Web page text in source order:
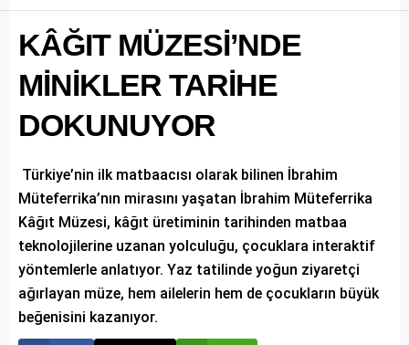
KÂĞIT MÜZESİ’NDE
MİNİKLER TARİHE
DOKUNUYOR
Türkiye’nin ilk matbaacısı olarak bilinen İbrahim
Müteferrika’nın mirasını yaşatan İbrahim Müteferrika
Kâğıt Müzesi, kâğıt üretiminin tarihinden matbaa
teknolojilerine uzanan yolculuğu, çocuklara interaktif
yöntemlerle anlatıyor. Yaz tatilinde yoğun ziyaretçi
ağırlayan müze, hem ailelerin hem de çocukların büyük
beğenisini kazanıyor.